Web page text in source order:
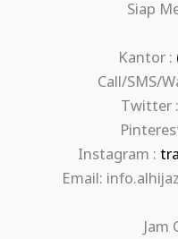
Siap
Kantor :
Call/SMS/
Twitter :
Instagram :
Email:
Jam